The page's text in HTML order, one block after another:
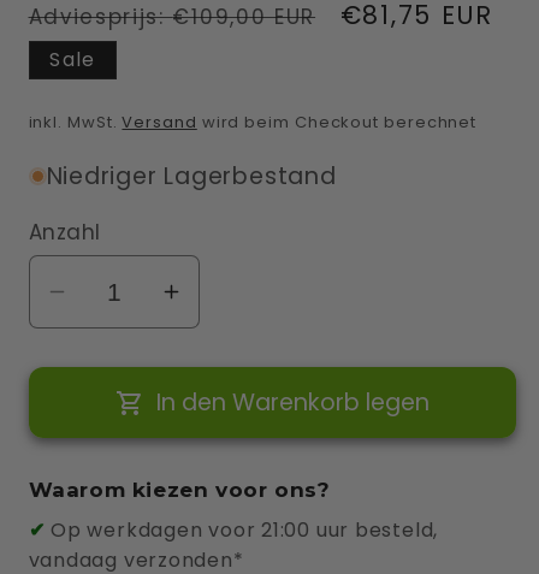
Normaler
Preis
Adviesprijs:€109,00 EUR Verkaufspreis
€81,75 EUR
Sale
inkl. MwSt.Versand wird beim Checkout berechnet
Niedriger Lagerbestand
Anzahl
Verringere
die
Menge
Tibber
P1
Erhöhe
die
Menge
für
Tibber
P1
In den Warenkorb legen
Waarom kiezen voor ons?
✔ Op werkdagen voor 21:00 uur besteld,
vandaag verzonden*